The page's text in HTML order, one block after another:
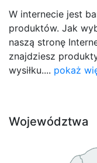
W internecie jest
produktów. Jak
naszą stronę
znajdziesz
wysiłku.... pokaż
Województwa